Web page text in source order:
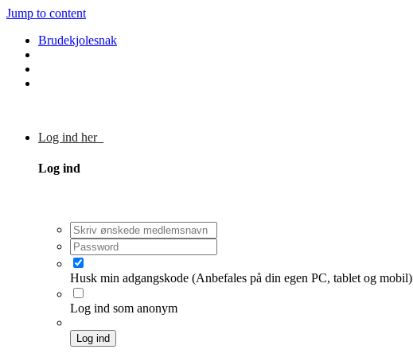
Jump to content
Brudekjolesnak
Log ind her
Log ind
Husk min adgangskode (Anbefales på din egen PC, tablet og mobil)
Log ind som anonym
Log ind